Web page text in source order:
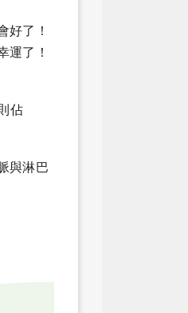
好了！
運了！
佔
與淋巴